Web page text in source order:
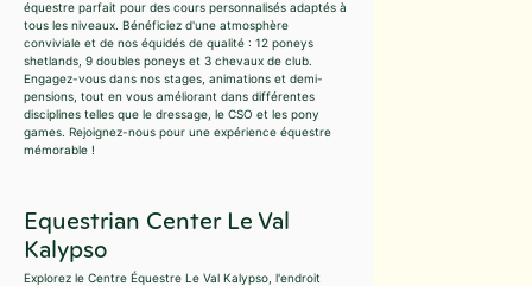
équestre parfait pour des cours personnalisés adaptés à
tous les niveaux. Bénéficiez d'une atmosphère
conviviale et de nos équidés de qualité : 12 poneys
shetlands, 9 doubles poneys et 3 chevaux de club.
Engagez-vous dans nos stages, animations et demi-
pensions, tout en vous améliorant dans différentes
disciplines telles que le dressage, le CSO et les pony
games. Rejoignez-nous pour une expérience équestre
mémorable !
Equestrian Center Le Val
Kalypso
Explorez le Centre Équestre Le Val Kalypso, l'endroit